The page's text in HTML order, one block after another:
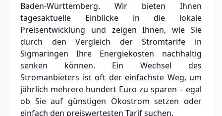
Experten-Analyse: Strommarkt in
Sigmaringen
Aktueller Strompreis in Sigmaringen
Stromanbieter in der Nähe von Sigmaringen
Ortsteile in Sigmaringen
Baden-Württemberg. Wir bieten Ihnen
tagesaktuelle Einblicke in die lokale
Preisentwicklung und zeigen Ihnen, wie Sie
durch den Vergleich der Stromtarife in
Sigmaringen Ihre Energiekosten nachhaltig
senken können. Ein Wechsel des
Stromanbieters ist oft der einfachste Weg, um
jährlich mehrere hundert Euro zu sparen – egal
ob Sie auf günstigen Ökostrom setzen oder
einfach den preiswertesten Tarif suchen.